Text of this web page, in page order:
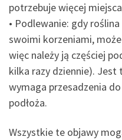
potrzebuje więcej
• Podlewanie: gdy
swoimi korzeniami,
więc należy ją częściej
kilka razy dziennie). Jest
wymaga przesadzenia
podłoża.
Wszystkie te objawy